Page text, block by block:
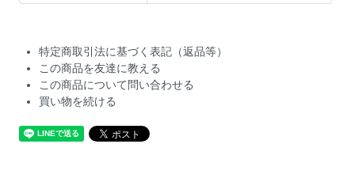
特定商取引法に基づく表記（返品等）
この商品を友達に教える
この商品について問い合わせる
買い物を続ける